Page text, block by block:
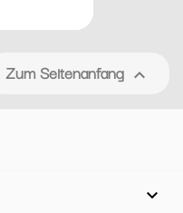
Zum Seitenanfang 
